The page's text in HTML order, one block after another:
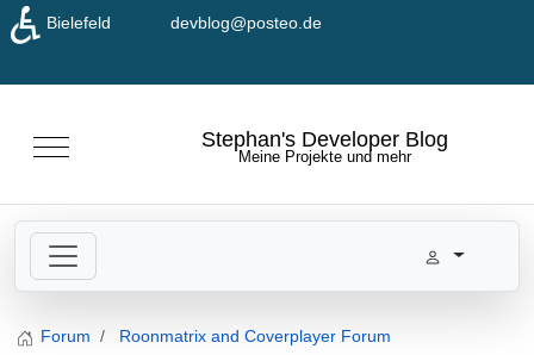
Bielefeld devblog@posteo.de
Mobile Menu Toggle Stephan's Developer Blog
Meine Projekte und mehr
Forum
Roonmatrix and Coverplayer Forum
♿